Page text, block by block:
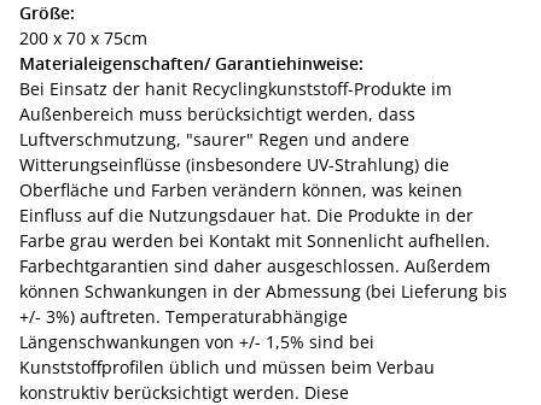
Größe:
200 x 70 x 75cm
Materialeigenschaften/ Garantiehinweise:
Bei Einsatz der hanit Recyclingkunststoff-Produkte im
Außenbereich muss berücksichtigt werden, dass
Luftverschmutzung, "saurer" Regen und andere
Witterungseinflüsse (insbesondere UV-Strahlung) die
Oberfläche und Farben verändern können, was keinen
Einfluss auf die Nutzungsdauer hat. Die Produkte in der
Farbe grau werden bei Kontakt mit Sonnenlicht aufhellen.
Farbechtgarantien sind daher ausgeschlossen. Außerdem
können Schwankungen in der Abmessung (bei Lieferung bis
+/- 3%) auftreten. Temperaturabhängige
Längenschwankungen von +/- 1,5% sind bei
Kunststoffprofilen üblich und müssen beim Verbau
konstruktiv berücksichtigt werden. Diese